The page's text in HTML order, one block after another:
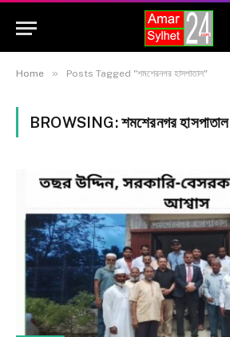
Home » Posts Tagged "শমশেরনগর হাসপাতাল"
BROWSING:শমশেরনগর হাসপাতাল